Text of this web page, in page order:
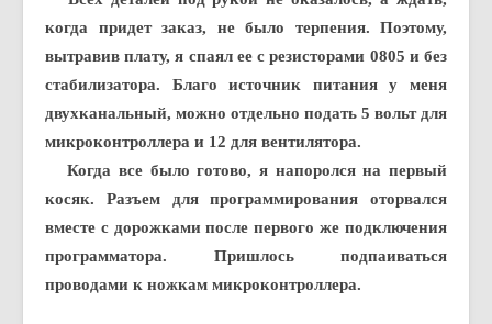
когда придет заказ, не было терпения. Поэтому,
вытравив плату, я спаял ее с резисторами 0805 и без
стабилизатора. Благо источник питания у меня
двухканальный, можно отдельно подать 5 вольт для
микроконтроллера и 12 для вентилятора.
Когда все было готово, я напоролся на первый
косяк. Разъем для программирования оторвался
вместе с дорожками после первого же подключения
программатора. Пришлось подпаиваться
проводами к ножкам микроконтроллера.